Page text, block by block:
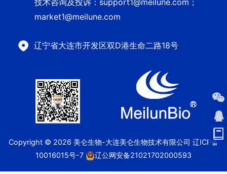
技术咨询及投诉：support1@meilune.com；
market1@meilune.com
辽宁省大连市开发区双D港生命二路18号
Copyright © 2026 美仑生物-大连美仑生物技术有限公司 辽ICP备
10016015号-7
辽公网安备21021702000593